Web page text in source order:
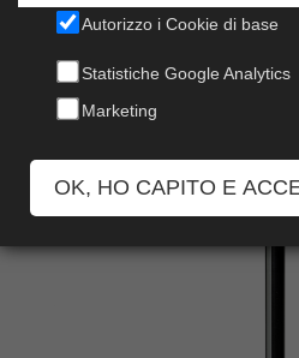
SCOPA
CON MANICO
Codice: 217/2DG
Autorizzo i Cookie di base
Statistiche Google Analytics
Marketing
OK, HO CAPITO E